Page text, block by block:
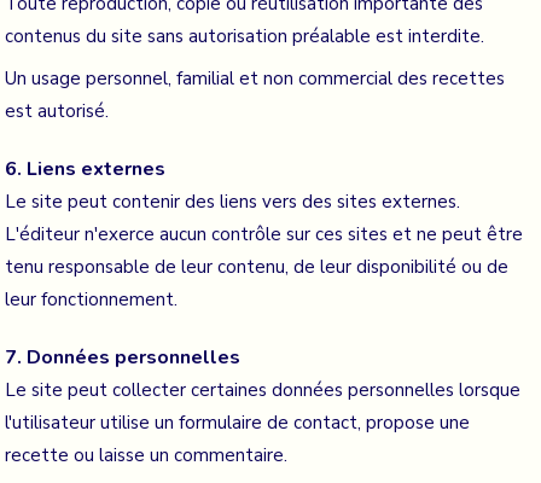
contenus du site sans autorisation préalable est interdite.
Un usage personnel, familial et non commercial des recettes
est autorisé.
6. Liens externes
Le site peut contenir des liens vers des sites externes.
L'éditeur n'exerce aucun contrôle sur ces sites et ne peut être
tenu responsable de leur contenu, de leur disponibilité ou de
leur fonctionnement.
7. Données personnelles
Le site peut collecter certaines données personnelles lorsque
l'utilisateur utilise un formulaire de contact, propose une
recette ou laisse un commentaire.